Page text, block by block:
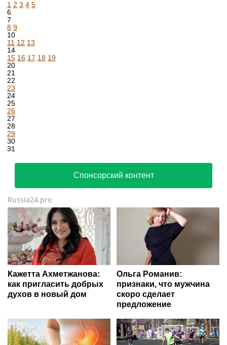
1 2 3 4 5
6
7
8 9
10
11 12 13
14
15 16 17 18 19
20
21
22
23
24
25
26
27
28
29
30
31
Спонсорский контент
Russia24.pro
Кажетта Ахметжанова:
как пригласить добрых
духов в новый дом
Ольга Романив:
признаки, что мужчина
скоро сделает
предложение